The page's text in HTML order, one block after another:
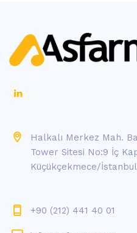
Halkalı Merkez Mah.
Tower Sitesi No:9 İç
Küçükçekmece/İstanbul
+90 (212) 441 40 01